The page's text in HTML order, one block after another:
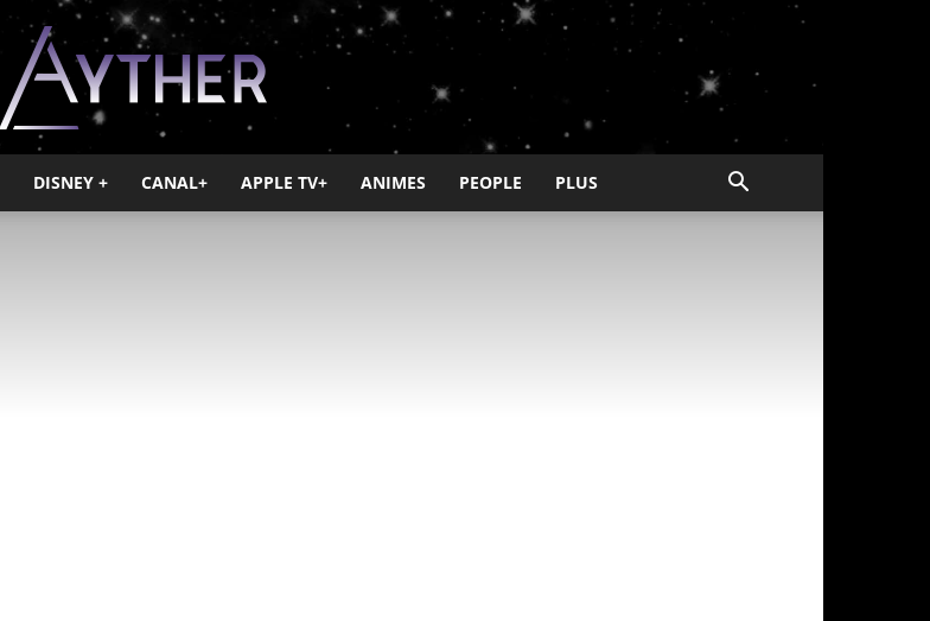
Ayther
DISNEY + CANAL+ APPLE TV+ ANIMES PEOPLE PLUS